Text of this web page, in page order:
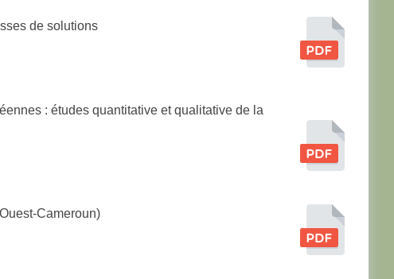
de solutions
: études quantitative et qualitative de la
Cameroun)